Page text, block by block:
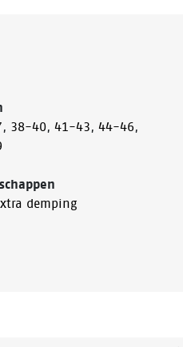
, 38-40, 41-43, 44-46,
demping